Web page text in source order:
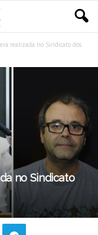
realizada no Sindicato dos
no Sindicato